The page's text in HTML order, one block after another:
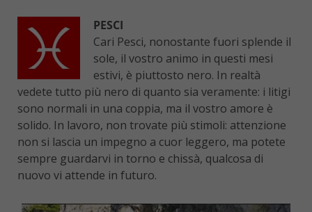
PESCI
Cari Pesci, nonostante fuori splende il
sole, il vostro animo in questi mesi
estivi, è piuttosto nero. In realtà
vedete tutto più nero di quanto sia veramente: i litigi
sono normali in una coppia, ma il vostro amore è
solido. In lavoro, non trovate più stimoli: attenzione
non si lascia un impegno a cuor leggero, ma potete
sempre guardarvi in torno e chissà, qualcosa di
nuovo vi attende in futuro.